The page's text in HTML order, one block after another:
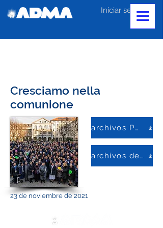
Iniciar sesión
Cresciamo nella
comunione
archivos PDF
archivos de palabras
23 de noviembre de 2021